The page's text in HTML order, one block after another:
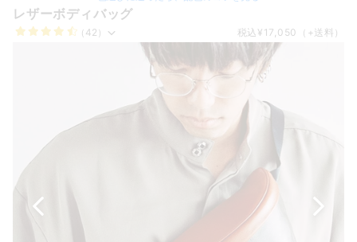
レザーボディバッグ
（42） 税込 ¥17,050 （+送料）